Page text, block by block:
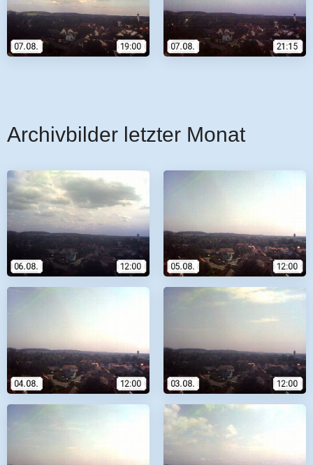
Archivbilder letzter Monat